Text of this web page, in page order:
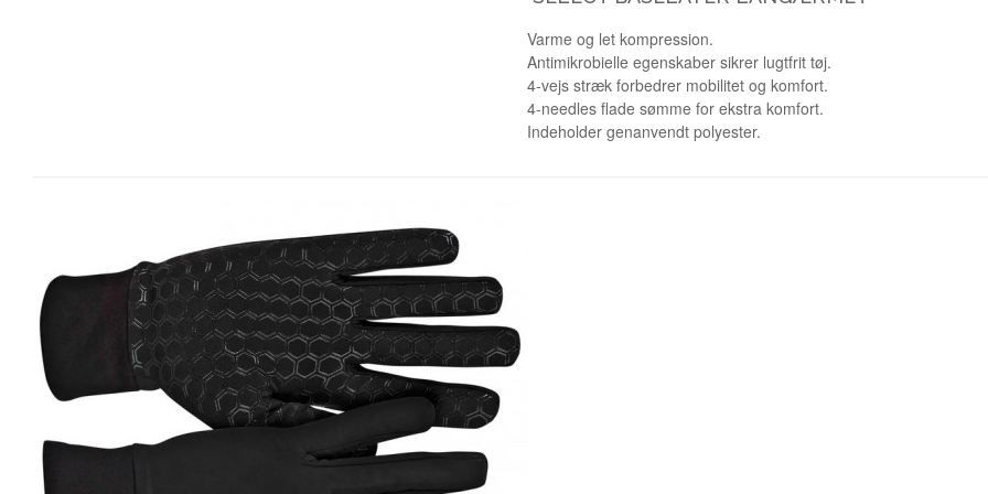
Varme og let kompression.
Antimikrobielle egenskaber sikrer lugtfrit tøj.
4-vejs stræk forbedrer mobilitet og komfort.
4-needles flade sømme for ekstra komfort.
Indeholder genanvendt polyester.